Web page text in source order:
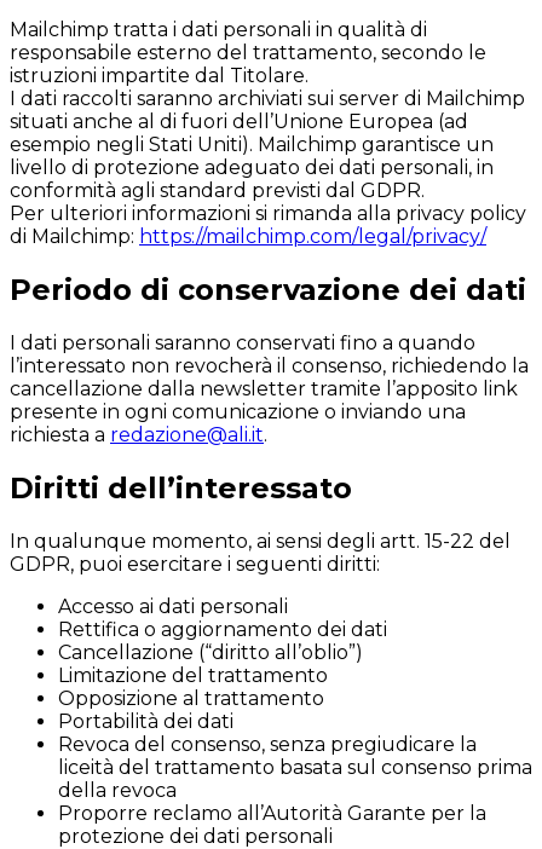
Mailchimp tratta i dati personali in qualità di
responsabile esterno del trattamento, secondo le
istruzioni impartite dal Titolare.
I dati raccolti saranno archiviati sui server di Mailchimp
situati anche al di fuori dell’Unione Europea (ad
esempio negli Stati Uniti). Mailchimp garantisce un
livello di protezione adeguato dei dati personali, in
conformità agli standard previsti dal GDPR.
Per ulteriori informazioni si rimanda alla privacy policy
di Mailchimp: https://mailchimp.com/legal/privacy/
Periodo di conservazione dei dati
I dati personali saranno conservati fino a quando
l’interessato non revocherà il consenso, richiedendo la
cancellazione dalla newsletter tramite l’apposito link
presente in ogni comunicazione o inviando una
richiesta a redazione@ali.it.
Diritti dell’interessato
In qualunque momento, ai sensi degli artt. 15-22 del
GDPR, puoi esercitare i seguenti diritti:
Accesso ai dati personali
Rettifica o aggiornamento dei dati
Cancellazione (“diritto all’oblio”)
Limitazione del trattamento
Opposizione al trattamento
Portabilità dei dati
Revoca del consenso, senza pregiudicare la
liceità del trattamento basata sul consenso prima
della revoca
Proporre reclamo all’Autorità Garante per la
protezione dei dati personali